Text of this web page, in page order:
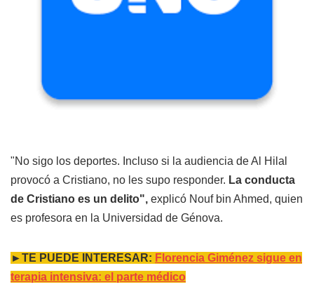
"No sigo los deportes. Incluso si la audiencia de Al Hilal
provocó a Cristiano, no les supo responder. La conducta
de Cristiano es un delito", explicó Nouf bin Ahmed, quien
es profesora en la Universidad de Génova.
►TE PUEDE INTERESAR: Florencia Giménez sigue en
terapia intensiva: el parte médico